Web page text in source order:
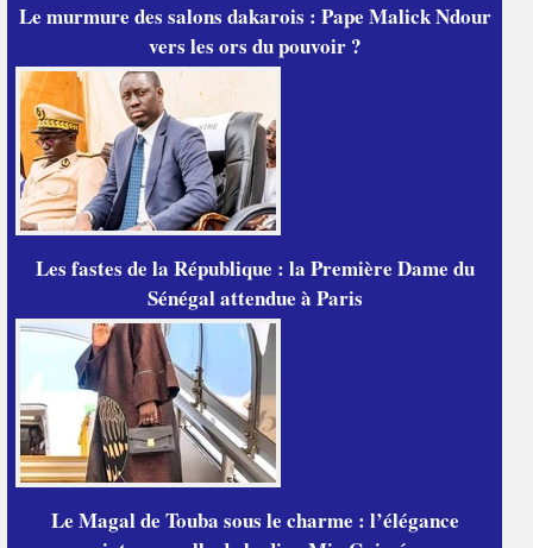
Le murmure des salons dakarois : Pape Malick Ndour
vers les ors du pouvoir ?
Les fastes de la République : la Première Dame du
Sénégal attendue à Paris
Le Magal de Touba sous le charme : l’élégance